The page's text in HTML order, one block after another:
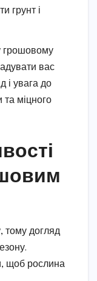
грунт і
грошовому
вас
і увага до
та міцного
тому догляд
щоб рослина